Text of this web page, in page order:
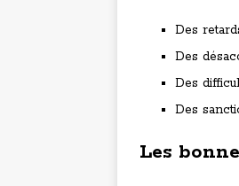
Des
Des
Des
Des
Les